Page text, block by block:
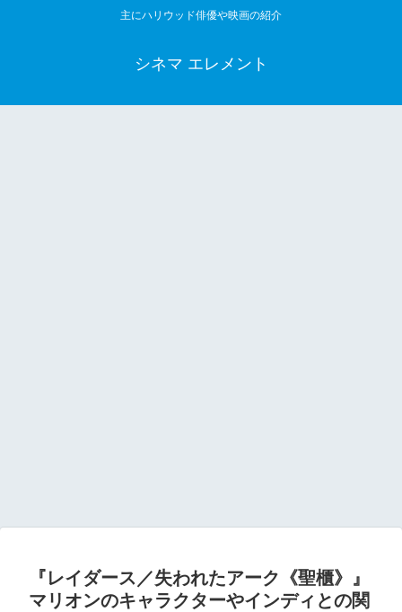
主にハリウッド俳優や映画の紹介
シネマ エレメント
『レイダース／失われたアーク《聖櫃》』
マリオンのキャラクターやインディとの関